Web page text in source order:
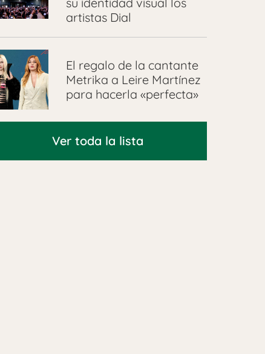
artistas Dial
El regalo de la cantante
Metrika a Leire Martínez
para hacerla «perfecta»
Ver toda la lista